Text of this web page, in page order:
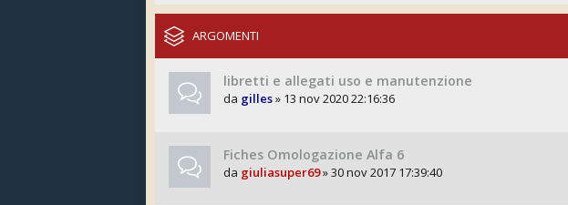
ARGOMENTI
libretti e allegati uso e manutenzione
da gilles» 13 nov 2020 22:16:36
Fiches Omologazione Alfa 6
da giuliasuper69» 30 nov 2017 17:39:40